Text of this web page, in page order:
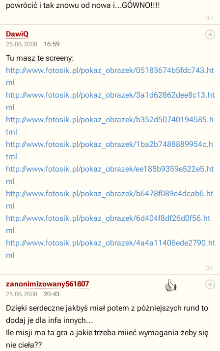
37
powrócić i tak znowu od nowa i...GÓWNO!!!!
25.06.2008 16:59
38
DawiQ
Tu masz te screeny:
http://www.fotosik.pl/pokaz_obrazek/05183674b5fdc743.ht
ml
http://www.fotosik.pl/pokaz_obrazek/3a1d62862dee8c13.ht
ml
http://www.fotosik.pl/pokaz_obrazek/b352d50740194585.h
tml
http://www.fotosik.pl/pokaz_obrazek/1ba2b7488889954c.h
tml
http://www.fotosik.pl/pokaz_obrazek/ee185b9359e522e5.ht
ml
http://www.fotosik.pl/pokaz_obrazek/b6478f089c4dcab6.ht
ml
http://www.fotosik.pl/pokaz_obrazek/6d404f8df26d0f56.ht
ml
http://www.fotosik.pl/pokaz_obrazek/4a4a11406ede2790.ht
ml
25.06.2008 20:43
👍
zanonimizowany561807
Dzięki serdeczne jakbyś miał potem z póżniejszych rund to
dodaj je dla infa innych...
Ile misji ma ta gra a jakie trzeba miieć wymagania żeby się
nie cieła??